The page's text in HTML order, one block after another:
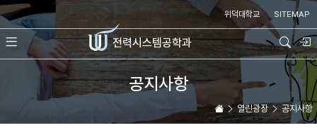
위덕대학교 SITEMAP
전력시스템공학과
공지사항
열린광장 공지사항